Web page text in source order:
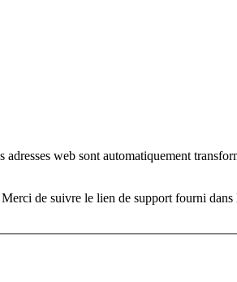
web sont automatiquement
de suivre le lien de support fourni